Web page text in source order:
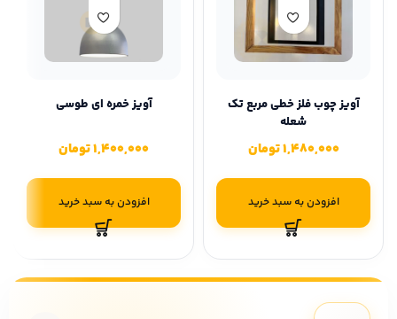
آویز چوب فلز خطی مربع تک
شعله
1,480,000تومان
افزودن به سبد خرید
آویز خمره ای طوسی
1,400,000تومان
افزودن به سبد خرید